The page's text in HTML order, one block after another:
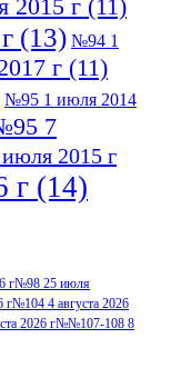
2015 г (11)
(13) №94 1
г (11)
№95 1 июля 2014
7
2015 г
г (14)
2012
№96+97 3
июля
г№98 25 июля
г№104 4 августа 2026
2026 г№№107-108 8